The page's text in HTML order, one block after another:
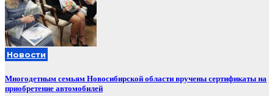
Новости
Многодетным семьям Новосибирской области вручены сертификаты на
приобретение автомобилей